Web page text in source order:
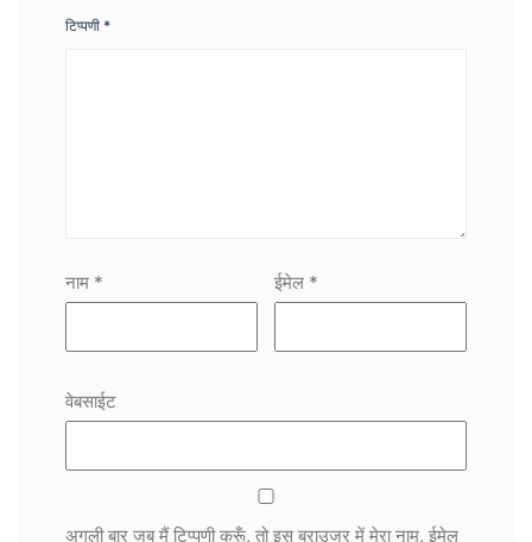
टिप्पणी *
नाम * ईमेल *
वेबसाईट
अगली बार जब मैं टिप्पणी करूँ, तो इस ब्राउज़र में मेरा नाम, ईमेल